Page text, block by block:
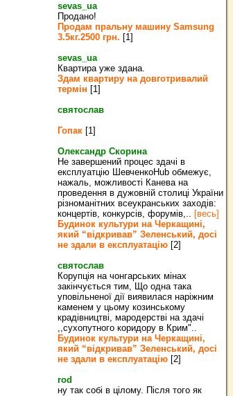
sevas_ua
Продано!
Продам пральну машину Samsung
3.5кг.2500 грн. [1]
sevas_ua
Квартира уже здана.
Здам квартиру на довготривалий
термін [1]
святослав
Гопак [1]
Олександр Скорина
Не завершений процес здачі в
експлуатцію ШевченкоHub обмежує,
нажаль, можливості Канева на
проведення в дужовній столиці України
різноманітних всеукранських заходів:
концертів, конкурсів, форумів,.. [весь]
Будинок культури на Черкащині,
який “відкривав” Зеленський, досі
не здали в експлуатацію [2]
святослав
Корупція на чонгарських мінах
закінчується тим, Що одна така
уповільненої дії виявилася наріжним
каменем у цьому козинському
крадівництві, мародерстві на здачі
,,сухопутного коридору в Крим"..
Будинок культури на Черкащині,
який “відкривав” Зеленський, досі
не здали в експлуатацію [2]
rod
ну так собі в цілому. Після того як